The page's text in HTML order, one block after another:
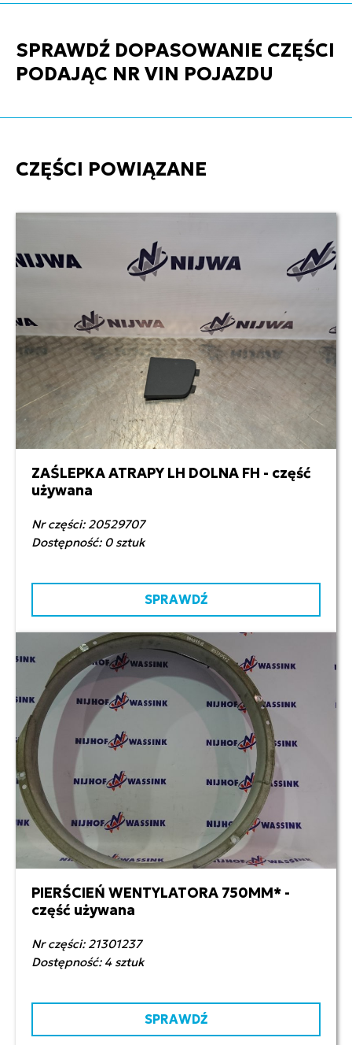
SPRAWDŹ DOPASOWANIE CZĘŚCI
PODAJĄC NR VIN POJAZDU
CZĘŚCI POWIĄZANE
35,00 zł netto
ZAŚLEPKA ATRAPY LH DOLNA FH - część
używana
Nr części: 20529707
Dostępność: 0 sztuk
SPRAWDŹ
350,00 zł netto
PIERŚCIEŃ WENTYLATORA 750MM* -
część używana
Nr części: 21301237
Dostępność: 4 sztuk
SPRAWDŹ